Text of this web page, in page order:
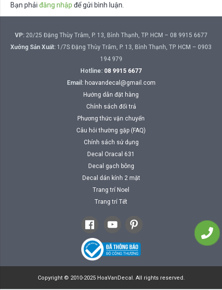
Bạn phải đăng nhập để gửi bình luận.
VP:20/25 Đặng Thùy Trâm, P. 13, Bình Thạnh, TP. HCM – 08 9915 6677
Xưởng Sản Xuất: 1/7S Đặng Thùy Trâm, P. 13, Bình Thạnh, TP. HCM – 0903
194 979
Hotline: 08 9915 6677
Email: hoavandecal@gmail.com
Hướng dẫn đặt hàng
Chính sách đổi trả
Phương thức vận chuyển
Câu hỏi thường gặp (FAQ)
Chính sách sử dụng
Decal Oracal 631
Decal gạch bông
Decal dán kính 2 mặt
Trang trí Noel
Trang trí Tết
Copyright © 2010-2025 HoaVanDecal. All rights reserved.